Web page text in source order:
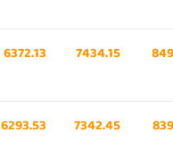
7434.15
6372.13
7342.45
6293.53